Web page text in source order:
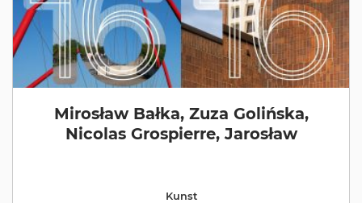
Mirosław Bałka, Zuza Golińska,
Nicolas Grospierre, Jarosław
Kunst